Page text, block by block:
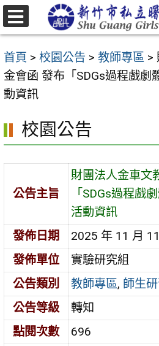
跳
至
要
內
容
首頁 > 校園公告 > 教師專區 >
金會函 發布「SDGs過程戲劇
動資訊
校園公告
公告主旨
財團法人金車文
「SDGs過程戲
活動資訊
發佈日期
2025 年 11 月
發佈單位
實驗研究組
公告類別
教師專區, 師生
公告等級
轉知
點閱次數
696
選
單